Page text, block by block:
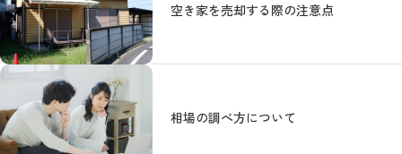
空き家を売却する際の注意点
相場の調べ方について